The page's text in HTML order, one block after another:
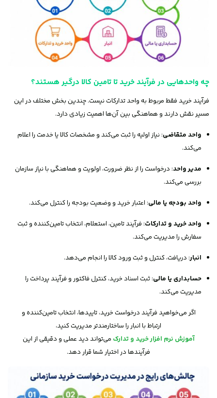
چه واحدهایی در فرآیند خرید تا تامین کالا درگیر هستند؟
فرآیند خرید فقط مربوط به واحد تدارکات نیست. چندین بخش مختلف در این
مسیر نقش دارند و هماهنگی بین آن‌ها اهمیت زیادی دارد.
واحد متقاضی: نیاز اولیه را ثبت می‌کند و مشخصات کالا یا خدمت را اعلام
می‌کند.
مدیر واحد: درخواست را از نظر ضرورت، اولویت و هماهنگی با نیاز سازمان
بررسی می‌کند.
واحد بودجه یا مالی: اعتبار خرید و وضعیت بودجه را کنترل می‌کند.
واحد خرید و تدارکات: فرآیند تامین، استعلام، انتخاب تامین‌کننده و ثبت
سفارش را مدیریت می‌کند.
انبار: دریافت، کنترل و ثبت ورود کالا را انجام می‌دهد.
حسابداری یا مالی: ثبت اسناد خرید، کنترل فاکتور و فرآیند پرداخت را
مدیریت می‌کند.
اگر می‌خواهید فرآیند درخواست خرید، تاییدها، انتخاب تامین‌کننده و
ارتباط با انبار را ساختارمندتر مدیریت کنید،
آموزش نرم افزار خرید و تدارک می‌تواند دید عملی و دقیقی از این
فرآیندها در اختیار شما قرار دهد.